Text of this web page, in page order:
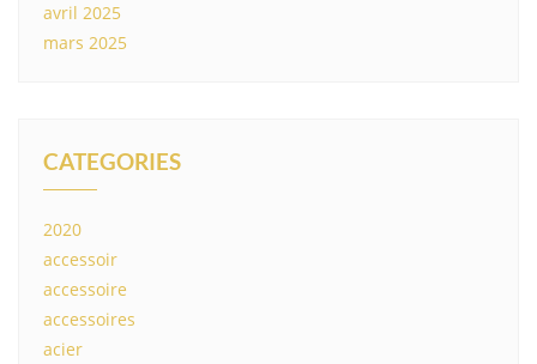
avril 2025
mars 2025
CATEGORIES
2020
accessoir
accessoire
accessoires
acier